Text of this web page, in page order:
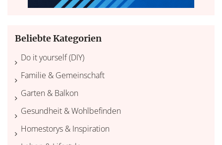
Beliebte Kategorien
Do it yourself (DIY)
Familie & Gemeinschaft
Garten & Balkon
Gesundheit & Wohlbefinden
Homestorys & Inspiration